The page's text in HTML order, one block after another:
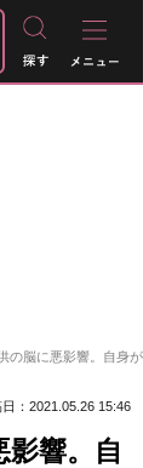
の脳に悪影響。自身が
：2021.05.26 15:46
響。自